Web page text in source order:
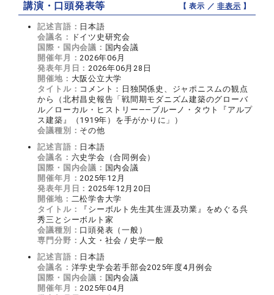
講演・口頭発表等 【 表示 ／非表示 】
記述言語： 日本語
会議名：
ドイツ史研究会
国際・国内会議： 国内会議
開催年月：2026年06月
発表年月日：2026年06月28日
開催地： 大阪公立大学
タイトル： コメント：日独関係史、ジャポニスムの観点
から（北村昌史報告「戦間期モダニズム建築のグローバ
ル／ローカル・ヒストリー――ブルーノ・タウト『アルプ
ス建築』（1919年）を手がかりに」）
会議種別： その他
記述言語： 日本語
会議名： 六史学会（合同例会）
国際・国内会議： 国内会議
開催年月：2025年12月
発表年月日：2025年12月20日
開催地： 二松学舎大学
タイトル：
『シーボルト先生其生涯及功業』をめぐる呉
秀三とシーボルト家
会議種別： 口頭発表（一般）
専門分野： 人文・社会 / 史学一般
記述言語： 日本語
会議名： 洋学史学会若手部会2025年度4月例会
国際・国内会議： 国内会議
開催年月：2025年04月